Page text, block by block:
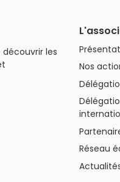
les
Nos
Réseau